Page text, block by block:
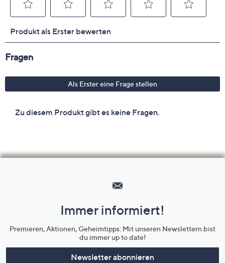
Unternehmensinformationen
Immer informiert!
Premieren, Aktionen, Geheimtipps: Mit unseren Newslettern bist
du immer up to date!
Newsletter abonnieren